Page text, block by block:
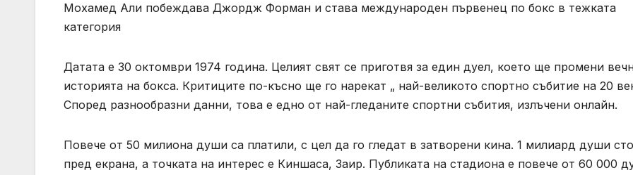
Мохамед Али побеждава Джордж Форман и става международен първенец по бокс в тежката
категория
Датата е 30 октомври 1974 година. Целият свят се приготвя за един дуел, което ще промени
историята на бокса. Критиците по-късно ще го нарекат „ най-великото спортно събитие на 20
Според разнообразни данни, това е едно от най-гледаните спортни събития, излъчени онлайн.
Повече от 50 милиона души са платили, с цел да го гледат в затворени кина. 1 милиард души
пред екрана, а точката на интерес е Киншаса, Заир. Публиката на стадиона е повече от 60 000